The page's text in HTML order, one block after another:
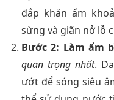
đắp khăn ấm
sừng và giãn nở lỗ
Bước 2: Làm ẩm
quan trọng nhất.
ướt để sóng siêu